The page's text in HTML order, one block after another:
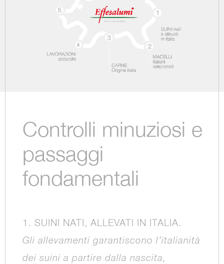
Controlli minuziosi e
passaggi
fondamentali
1. SUINI NATI, ALLEVATI IN ITALIA.
Gli allevamenti garantiscono l’italianità
dei suini a partire dalla nascita,